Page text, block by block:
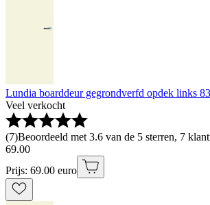
Lundia boarddeur gegrondverfd opdek links
Veel verkocht
(7)Beoordeeld met 3.6 van de 5 sterren, 7
69.00
Prijs: 69.00 euro